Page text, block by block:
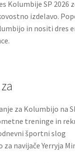
Kolumbije SP 2026
izdelavo.
in nositi dres
za Kolumbijo na
treninge in
športni slog
za navijače Yerryja